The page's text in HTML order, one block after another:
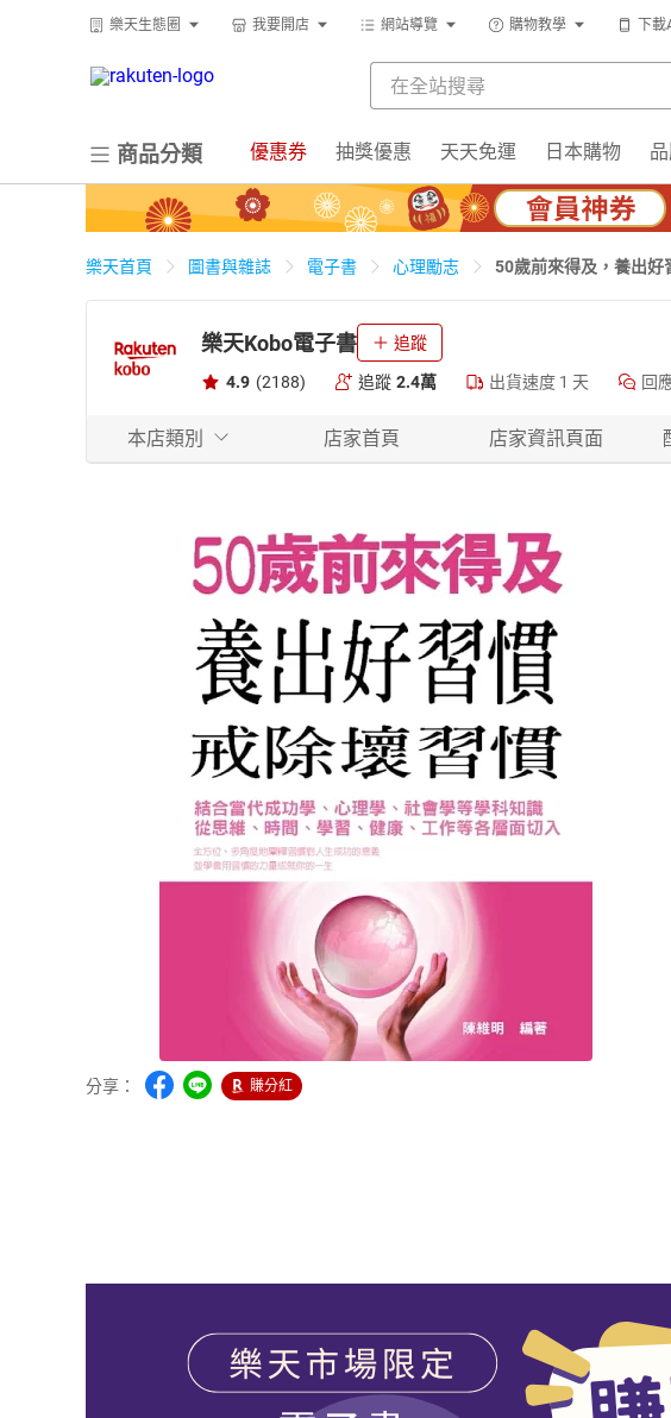
樂天生態圈 我要開店 網站導覽 購物教學 下
商品分類 優惠券 抽獎優惠 天天免運 日本購物
樂天首頁 圖書與雜誌 電子書 心理勵志 50歲前來得及，養出好
樂天Kobo電子書 追蹤
4.9 (2188) 追蹤 2.4萬 出貨速度 1 天 回
本店類別 店家首頁 店家資訊頁面
分享： 賺分紅